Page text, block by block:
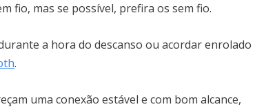
fio, mas se possível, prefira os sem fio.
a hora do descanso ou acordar enrolado
.
uma conexão estável e com bom alcance,